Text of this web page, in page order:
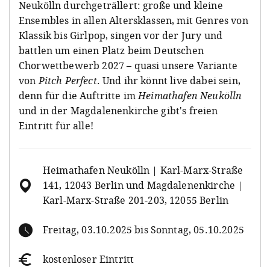
Neukölln durchgeträllert: große und kleine
Ensembles in allen Altersklassen, mit Genres von
Klassik bis Girlpop, singen vor der Jury und
battlen um einen Platz beim Deutschen
Chorwettbewerb 2027 – quasi unsere Variante
vonPitch Perfect. Und ihr könnt live dabei sein,
denn für die Auftritte imHeimathafen Neukölln
und in der Magdalenenkirche gibt's freien
Eintritt für alle!
Heimathafen Neukölln | Karl-Marx-Straße
141, 12043 Berlin und Magdalenenkirche |
Karl-Marx-Straße 201-203, 12055 Berlin
Freitag, 03.10.2025 bis Sonntag, 05.10.2025
kostenloser Eintritt